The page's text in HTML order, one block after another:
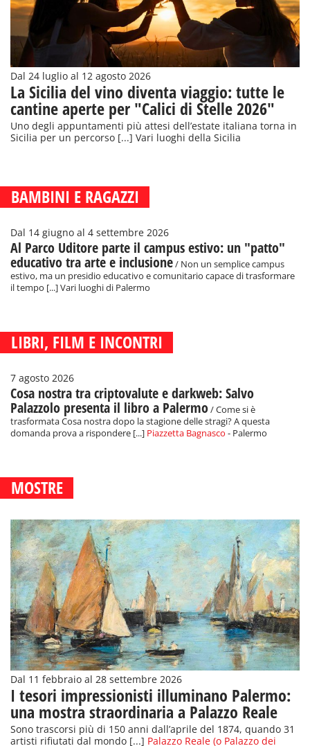
Dal 24 luglio al 12 agosto 2026
La Sicilia del vino diventa viaggio: tutte le
cantine aperte per "Calici di Stelle 2026"
Uno degli appuntamenti più attesi dell’estate italiana torna in
Sicilia per un percorso [...] Vari luoghi della Sicilia
BAMBINI E RAGAZZI
Dal 14 giugno al 4 settembre 2026
Al Parco Uditore parte il campus estivo: un "patto"
educativo tra arte e inclusione/ Non un semplice campus
estivo, ma un presidio educativo e comunitario capace di trasformare
il tempo [...] Vari luoghi di Palermo
LIBRI, FILM E INCONTRI
7 agosto 2026
Cosa nostra tra criptovalute e darkweb: Salvo
Palazzolo presenta il libro a Palermo/ Come si è
trasformata Cosa nostra dopo la stagione delle stragi? A questa
domanda prova a rispondere [...] Piazzetta Bagnasco - Palermo
MOSTRE
Dal 11 febbraio al 28 settembre 2026
I tesori impressionisti illuminano Palermo:
una mostra straordinaria a Palazzo Reale
Sono trascorsi più di 150 anni dall’aprile del 1874, quando 31
artisti rifiutati dal mondo [...] Palazzo Reale (o Palazzo dei